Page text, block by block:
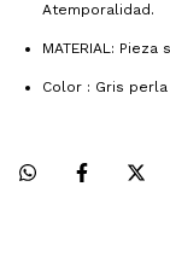
Atemporalidad.
MATERIAL:
Color : Gris perla